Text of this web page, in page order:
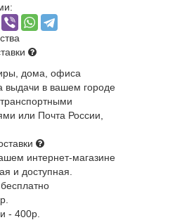
дома, офиса
выдачи в вашем городе
или Почта России,
интернет-магазине
и доступная.
- 400р.